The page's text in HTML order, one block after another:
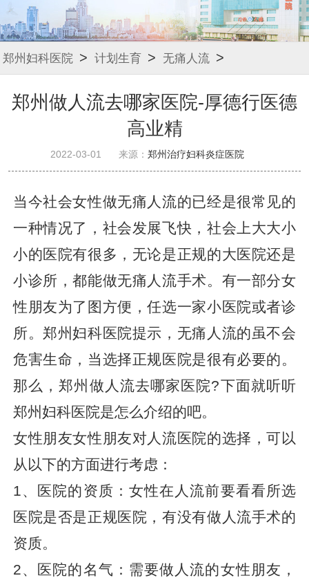
郑州妇科医院 > 计划生育 > 无痛人流 >
郑州做人流去哪家医院-厚德行医德
高业精
2022-03-01 来源： 郑州治疗妇科炎症医院
当今社会女性做无痛人流的已经是很常见的
一种情况了，社会发展飞快，社会上大大小
小的医院有很多，无论是正规的大医院还是
小诊所，都能做无痛人流手术。有一部分女
性朋友为了图方便，任选一家小医院或者诊
所。郑州妇科医院提示，无痛人流的虽不会
危害生命，当选择正规医院是很有必要的。
那么，郑州做人流去哪家医院?下面就听听
郑州妇科医院是怎么介绍的吧。
女性朋友女性朋友对人流医院的选择，可以
从以下的方面进行考虑：
1、医院的资质：女性在人流前要看看所选
医院是否是正规医院，有没有做人流手术的
资质。
2、医院的名气：需要做人流的女性朋友，